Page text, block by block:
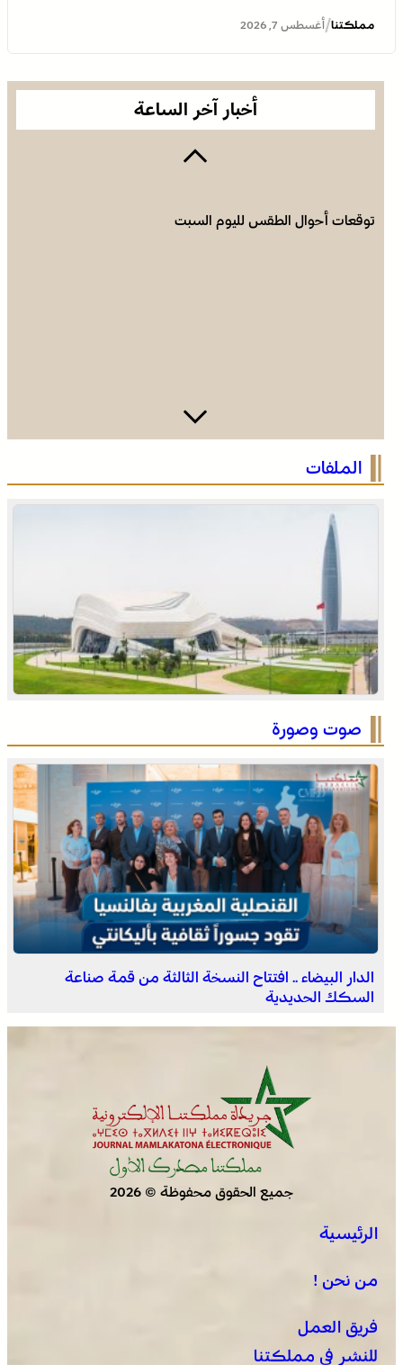
مملكتنا/ أغسطس 7, 2026
أخبار آخر الساعة
توقعات أحوال الطقس لليوم السبت
الجديدة .. افتتاح فعاليات موسم مولاي عبد الله أمغار
الجديدة .. افتتاح فعاليات موسم مولاي عبد الله أمغار
انتفاضة القنيطرة سنة 1954 تجسد التلاحم الوثيق بين العرش
والشعب والوحدة في الإرادة والمصير (الكثيري)
الملفات
صوت وصورة
الدار البيضاء .. افتتاح النسخة الثالثة من قمة صناعة
السكك الحديدية
جميع الحقوق محفوظة © 2026
الرئيسية
من نحن !
فريق العمل
للنشر في مملكتنا